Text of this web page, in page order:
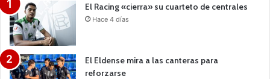
El Racing «cierra» su cuarteto de centrales
Hace 4 días
El Eldense mira a las canteras para
reforzarse